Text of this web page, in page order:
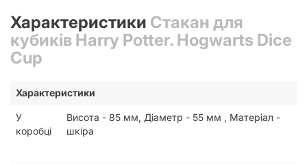
шкіри, що дарує приємні тактильні відчуття та свідчить про
довговічність і надійність аксесуара. Його висота становить
85 мм, а діаметр – 55 мм, що робить його ідеальним
розміром для зручного використання та елегантного
вигляду на ігровому столі.
Пориньте у світ магії з кожним
кидком!
Для фанатів всесвіту Гаррі Поттера, цей стакан для кубиків
Характеристики Стакан для
кубиків Harry Potter. Hogwarts Dice
Cup
Характеристики
У
коробці
Висота - 85 мм, Діаметр - 55 мм , Матеріал -
шкіра